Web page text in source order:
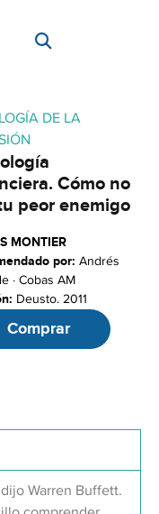
DE LA
Cómo no
peor enemigo
MONTIER
por: Andrés
· Cobas AM
Deusto. 2011
Comprar
Warren Buffett.